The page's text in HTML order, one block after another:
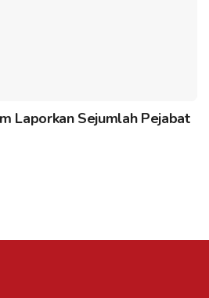
Laporkan Sejumlah Pejabat